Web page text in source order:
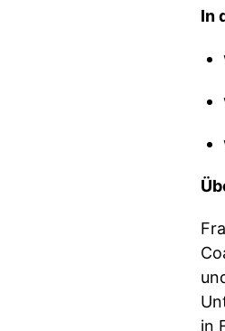
In
in